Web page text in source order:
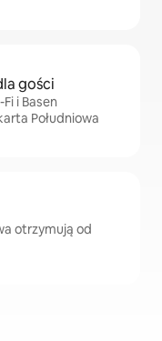
gości
i Basen
Południowa
otrzymują od